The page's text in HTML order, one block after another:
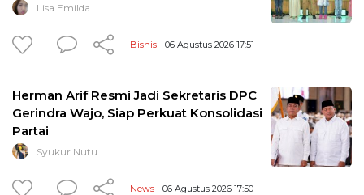
Lisa Emilda
Bisnis - 06 Agustus 2026 17:51
Herman Arif Resmi Jadi Sekretaris DPC
Gerindra Wajo, Siap Perkuat Konsolidasi
Partai
Syukur Nutu
News - 06 Agustus 2026 17:50